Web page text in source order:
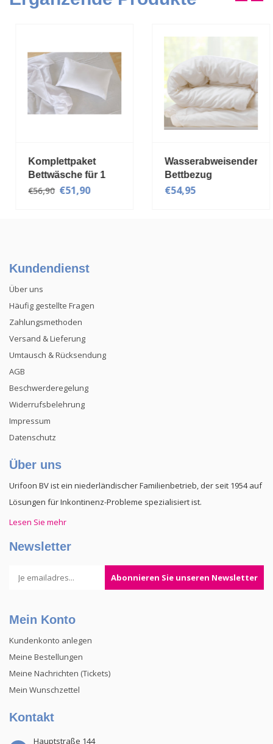
Komplettpaket
Bettwäsche für 1
Person
€56,90€51,90
Wasserabweisender
Bettbezug
200x200cm
€54,95
Kundendienst
Über uns
Häufig gestellte Fragen
Zahlungsmethoden
Versand & Lieferung
Umtausch & Rücksendung
AGB
Beschwerderegelung
Widerrufsbelehrung
Impressum
Datenschutz
Über uns
Urifoon BV ist ein niederländischer Familienbetrieb, der seit 1954 auf
Lösungen für Inkontinenz-Probleme spezialisiert ist.
Lesen Sie mehr
Newsletter
Abonnieren Sie unseren Newsletter
Mein Konto
Kundenkonto anlegen
Meine Bestellungen
Meine Nachrichten (Tickets)
Mein Wunschzettel
Kontakt
Hauptstraße 144